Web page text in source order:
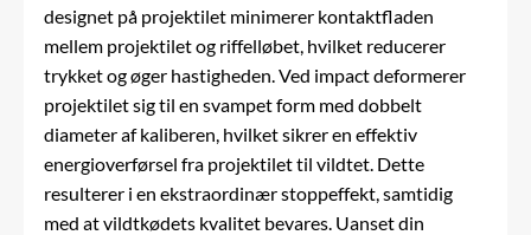
designet på projektilet minimerer kontaktfladen
mellem projektilet og riffelløbet, hvilket reducerer
trykket og øger hastigheden. Ved impact deformerer
projektilet sig til en svampet form med dobbelt
diameter af kaliberen, hvilket sikrer en effektiv
energioverførsel fra projektilet til vildtet. Dette
resulterer i en ekstraordinær stoppeffekt, samtidig
med at vildtkødets kvalitet bevares. Uanset din